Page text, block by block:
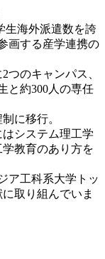
生海外派遣数を誇
画する産学連携の
つのキャンパス、
と約300人の専任
に移行。
はシステム理工学
教育のあり方を
ア工科系大学トッ
取り組んでいま